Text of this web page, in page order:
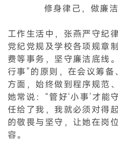
修身律己，做廉
工作生活中，张燕严守纪
党纪党规及学校各项规章
费等事务，坚守廉洁底线
行事”的原则，在会议筹
方面，始终做到程序规范
她常说：“管好‘小事’才能
任给了我，我就必须对得
的敬畏与坚守，让她在岗
容。